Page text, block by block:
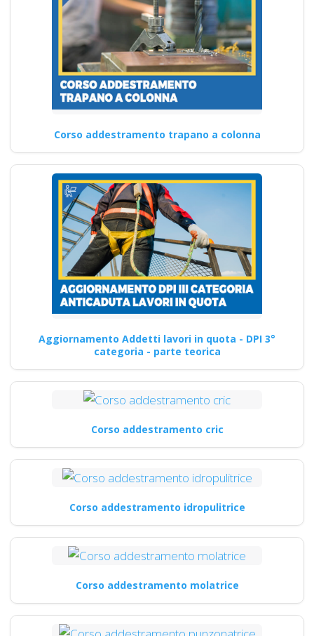
Corso addestramento trapano a colonna
Aggiornamento Addetti lavori in quota - DPI 3°
categoria - parte teorica
Corso addestramento cric
Corso addestramento idropulitrice
Corso addestramento molatrice